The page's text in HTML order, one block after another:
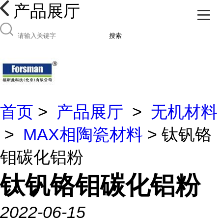
产品展厅
搜索
首页 > 产品展厅 > 无机材料
> MAX相陶瓷材料 > 钛钒铬
钼碳化铝粉
钛钒铬钼碳化铝粉
2022-06-15